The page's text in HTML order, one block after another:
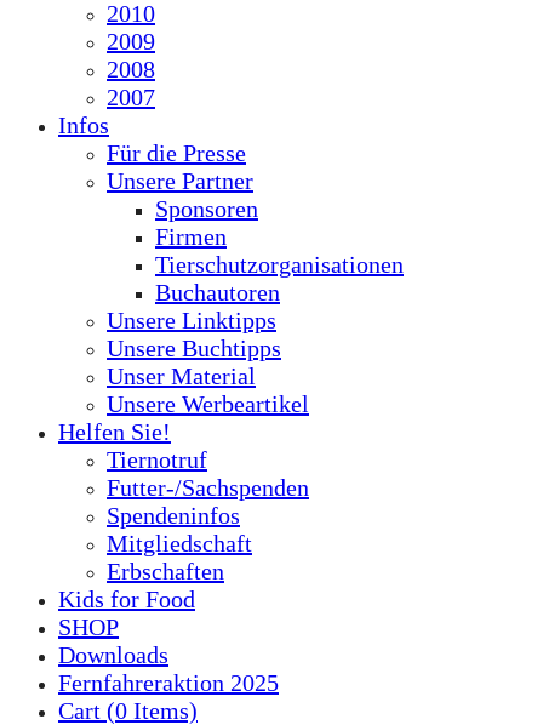
2010
2009
2008
2007
Infos
Für die Presse
Unsere Partner
Sponsoren
Firmen
Tierschutzorganisationen
Buchautoren
Unsere Linktipps
Unsere Buchtipps
Unser Material
Unsere Werbeartikel
Helfen Sie!
Tiernotruf
Futter-/Sachspenden
Spendeninfos
Mitgliedschaft
Erbschaften
Kids for Food
SHOP
Downloads
Fernfahreraktion 2025
Cart (0 Items)